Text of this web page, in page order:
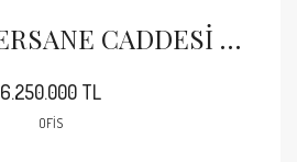
KARAKÖY TERSANE CADDESİ GÜÇLENDİRİLMİŞ BİNADA SATILIK 1+1 OFİS
6.250.000 TL
OFIS